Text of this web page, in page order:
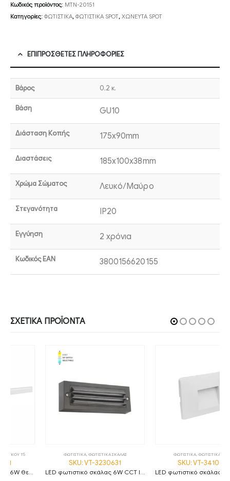
Κωδικός προϊόντος: MTN-20151
Κατηγορίες: ΦΩΤΙΣΤΙΚΑ, ΦΩΤΙΣΤΙΚΑ SPOT, ΧΩΝΕΥΤΑ SPOT
ΕΠΙΠΡΌΣΘΕΤΕΣ ΠΛΗΡΟΦΟΡΊΕΣ
Βάρος 0,2 κ.
Βάση GU10
Διάσταση Κοπής 175x90mm
Διαστάσεις 185x100x38mm
Χρώμα Σώματος Λευκό/Μαύρο
Στεγανότητα IP20
Εγγύηση 2 χρόνια
Κωδικός EAN 3800156620155
ΣΧΕΤΙΚΆ ΠΡΟΪΌΝΤΑ
ΦΩΤΙΣΤΙΚΑ ΣΚΑΛΑΣ
SKU: VT-3230631
LED φωτιστικό σκάλας 6W CCT IP65 ανθρακί
ΦΩΤΙΣΤΙΚΑ ΣΚΑΛΑΣ
SKU: VT-3410430
LED φωτιστικό σκάλας τετράγωνο 3W 3000K θερμό λευκό με λευκό σώμα IP65